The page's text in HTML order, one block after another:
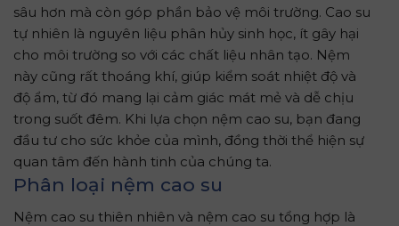
sâu hơn mà còn góp phần bảo vệ môi trường. Cao su
tự nhiên là nguyên liệu phân hủy sinh học, ít gây hại
cho môi trường so với các chất liệu nhân tạo. Nệm
này cũng rất thoáng khí, giúp kiểm soát nhiệt độ và
độ ẩm, từ đó mang lại cảm giác mát mẻ và dễ chịu
trong suốt đêm. Khi lựa chọn nệm cao su, bạn đang
đầu tư cho sức khỏe của mình, đồng thời thể hiện sự
quan tâm đến hành tinh của chúng ta.
Phân loại nệm cao su
Nệm cao su thiên nhiên và nệm cao su tổng hợp là